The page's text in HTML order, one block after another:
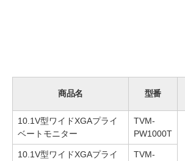
商品名 型番
10.1V型ワイドXGAプライ
ベートモニター
TVM-
PW1000T
10.1V型ワイドXGAプライ
TVM-